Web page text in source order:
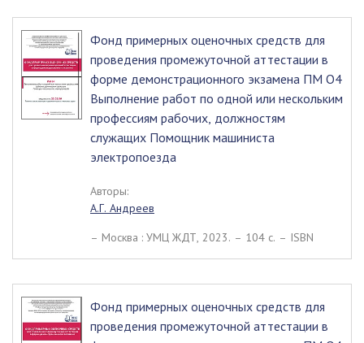
Фонд примерных оценочных средств для
проведения промежуточной аттестации в
форме демонстрационного экзамена ПМ О4
Выполнение работ по одной или нескольким
профессиям рабочих, должностям
служащих Помощник машиниста
электропоезда
Авторы:
А.Г. Андреев
– Москва : УМЦ ЖДТ, 2023. – 104 c. – ISBN
Фонд примерных оценочных средств для
проведения промежуточной аттестации в